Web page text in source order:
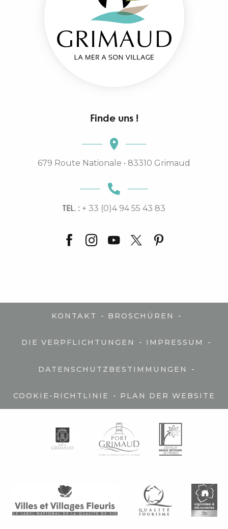
Finde uns !
679 Route Nationale • 83310 Grimaud
TEL. : + 33 (0)4 94 55 43 83
KONTAKT - BROSCHÜREN -
DIE VERPFLICHTUNGEN - IMPRESSUM -
DATENSCHUTZBESTIMMUNGEN -
COOKIE-RICHTLINIE - PLAN DER WEBSITE